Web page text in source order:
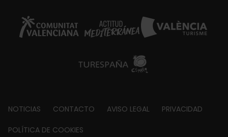
Footer
NOTICIAS CONTACTO AVISO LEGAL PRIVACIDAD
POLÍTICA DE COOKIES